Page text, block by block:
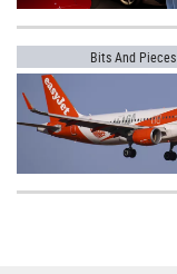
Bits And Pieces